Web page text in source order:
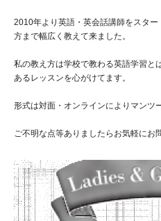
2010年より英語・英会話講師をスタ
方まで幅広く教えて来ました。
私の教え方は学校で教わる英語学習と
あるレッスンを心がけてます。
形式は対面・オンラインによりマンツ
ご不明な点等ありましたらお気軽にお